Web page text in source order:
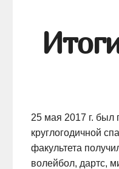
25 мая 2017 г. был
круглогодичной
факультета
волейбол, дартс,